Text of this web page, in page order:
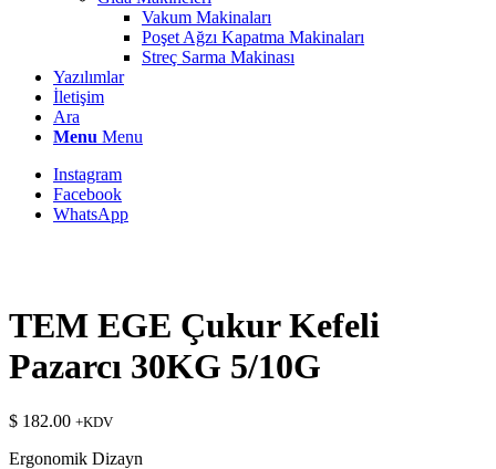
Vakum Makinaları
Poşet Ağzı Kapatma Makinaları
Streç Sarma Makinası
Yazılımlar
İletişim
Ara
Menu Menu
Instagram
Facebook
WhatsApp
TEM EGE Çukur Kefeli
Pazarcı 30KG 5/10G
$ 182.00 +KDV
Ergonomik Dizayn